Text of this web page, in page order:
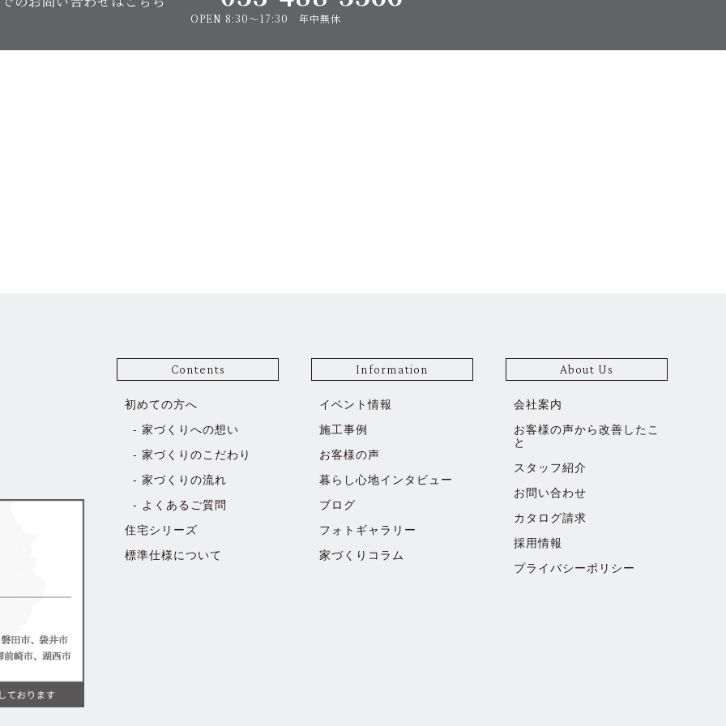
OPEN 8:30〜17:30 年中無休
Contents
初めての方へ
家づくりへの想い
家づくりのこだわり
家づくりの流れ
よくあるご質問
住宅シリーズ
標準仕様について
Information
イベント情報
施工事例
お客様の声
暮らし心地インタビュー
ブログ
フォトギャラリー
家づくりコラム
About Us
会社案内
お客様の声から改善したこ
と
スタッフ紹介
お問い合わせ
カタログ請求
採用情報
プライバシーポリシー